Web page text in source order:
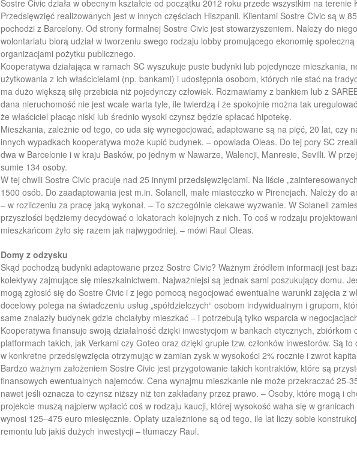
Sostre Civic działa w obecnym kształcie od początku 2012 roku przede wszystkim na terenie
Przedsięwzięć realizowanych jest w innych częściach Hiszpanii. Klientami Sostre Civic są w
pochodzi z Barcelony. Od strony formalnej Sostre Civic jest stowarzyszeniem. Należy do
wolontariatu biorą udział w tworzeniu swego rodzaju lobby promującego ekonomię
organizacjami pożytku publicznego.
Kooperatywa działająca w ramach SC wyszukuje puste budynki lub pojedyncze mieszkania,
użytkowania z ich właścicielami (np. bankami) i udostępnia osobom, których nie stać na
ma dużo większą siłę przebicia niż pojedynczy człowiek. Rozmawiamy z bankiem lub z
dana nieruchomość nie jest wcale warta tyle, ile twierdzą i że spokojnie można tak
że właściciel płacąc niski lub średnio wysoki czynsz będzie spłacać hipotekę.
Mieszkania, zależnie od tego, co uda się wynegocjować, adaptowane są na pięć, 20 lat, czy
innych wypadkach kooperatywa może kupić budynek. – opowiada Oleas. Do tej pory SC
dwa w Barcelonie i w kraju Basków, po jednym w Nawarze, Walencji, Manresie, Sevilli. W
sumie 134 osoby.
W tej chwili Sostre Civic pracuje nad 25 innymi przedsięwzięciami. Na liście
1500 osób. Do zaadaptowania jest m.in. Solanell, małe miasteczko w Pirenejach. Należy do
– w rozliczeniu za pracę jaką wykonał. – To szczególnie ciekawe wyzwanie. W Solanell
przyszłości będziemy decydować o lokatorach kolejnych z nich. To coś w rodzaju
mieszkańcom żyło się razem jak najwygodniej. – mówi Raul Oleas.
Domy z odzysku
Skąd pochodzą budynki adaptowane przez Sostre Civic? Ważnym źródłem informacji jest
kolektywy zajmujące się mieszkalnictwem. Najważniejsi są jednak sami poszukujący domu.
mogą zgłosić się do Sostre Civic i z jego pomocą negocjować ewentualne warunki zajęcia z
docelowy polega na świadczeniu usług „spółdzielczych“ osobom indywidualnym i grupom,
same znalazły budynek gdzie chciałyby mieszkać – i potrzebują tylko wsparcia w
Kooperatywa finansuje swoją działalność dzięki inwestycjom w bankach etycznych, zbiórkom
platformach takich, jak Verkami czy Goteo oraz dzięki grupie tzw. członków inwestorów. Są
w konkretne przedsięwzięcia otrzymując w zamian zysk w wysokości 2% rocznie i zwrot
Bardzo ważnym założeniem Sostre Civic jest przygotowanie takich kontraktów, które są
finansowych ewentualnych najemców. Cena wynajmu mieszkanie nie może przekraczać 25-
nawet jeśli oznacza to czynsz niższy niż ten zakładany przez prawo. – Osoby, które mogą i
projekcie muszą najpierw wpłacić coś w rodzaju kaucji, której wysokość waha się w
wynosi 125–475 euro miesięcznie. Opłaty uzależnione są od tego, ile lat liczy sobie
remontu lub jakiś dużych inwestycji – tłumaczy Raul.